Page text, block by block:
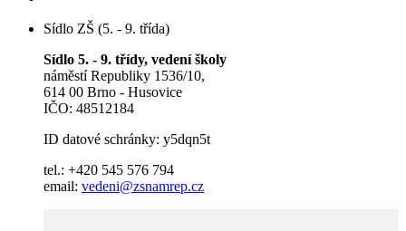
Sídlo ZŠ (5. - 9. třída)
Sídlo 5. - 9. třídy, vedení školy
náměstí Republiky 1536/10,
614 00 Brno - Husovice
IČO: 48512184
ID datové schránky: y5dqn5t
tel.: +420 545 576 794
email: vedeni@zsnamrep.cz